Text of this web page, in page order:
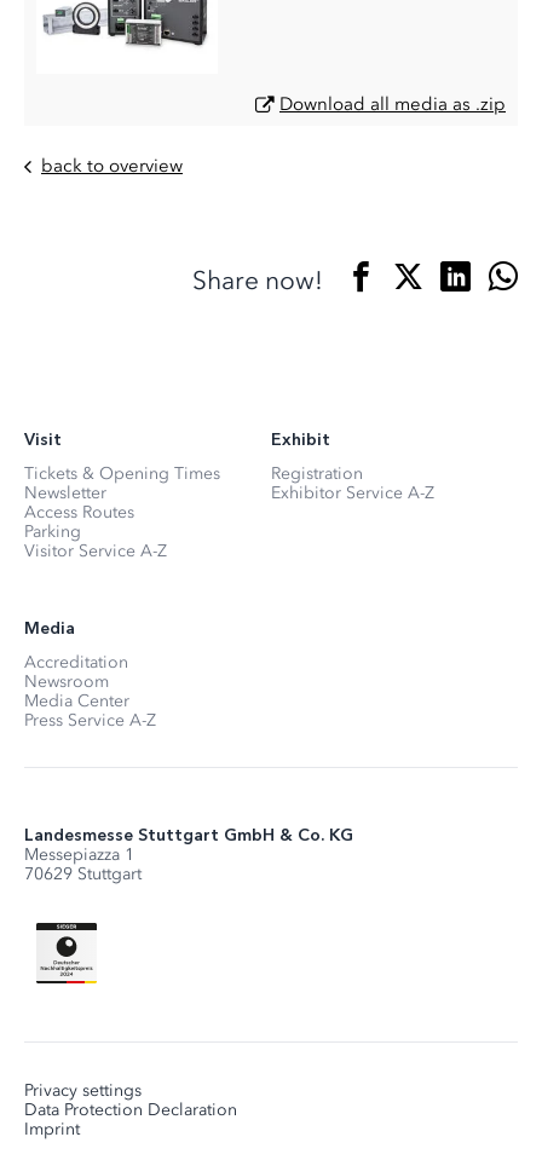
Download all media as .zip
back to overview
Share now!
Visit
Tickets & Opening Times
Newsletter
Access Routes
Parking
Visitor Service A-Z
Exhibit
Registration
Exhibitor Service A-Z
Media
Accreditation
Newsroom
Media Center
Press Service A-Z
Landesmesse Stuttgart GmbH & Co. KG
Messepiazza 1
70629 Stuttgart
Privacy settings
Data Protection Declaration
Imprint